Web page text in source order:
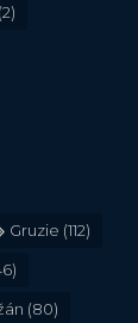
(2)
Gruzie (112)
(80)